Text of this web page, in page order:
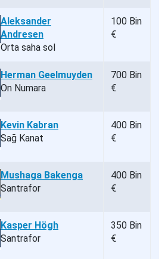
Aleksander
Andresen
Orta saha sol
100 Bin
€
Herman Geelmuyden
On Numara
700 Bin
€
Kevin Kabran
Sağ Kanat
400 Bin
€
Mushaga Bakenga
Santrafor
400 Bin
€
Kasper Högh
Santrafor
350 Bin
€